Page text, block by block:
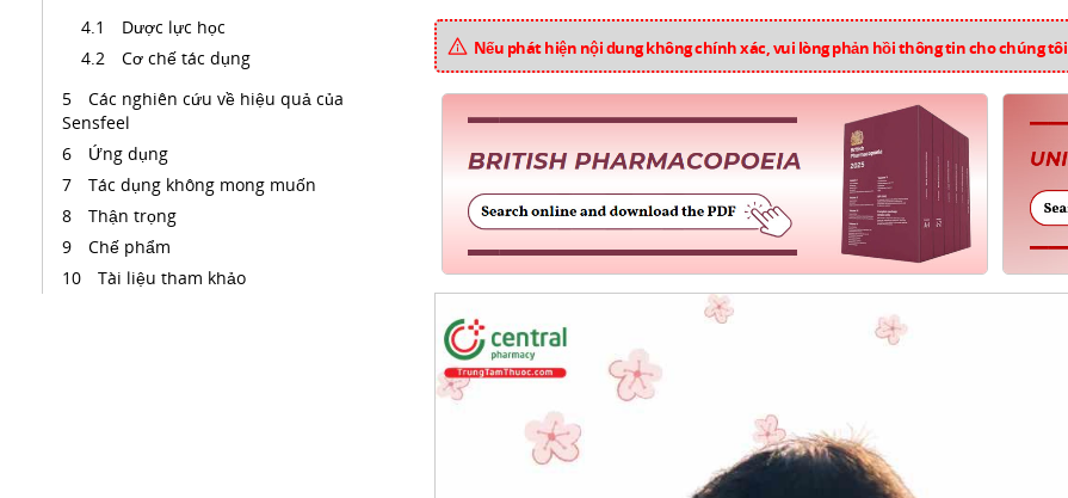
Dược lực học
Cơ chế tác dụng
Các nghiên cứu về hiệu quả của
Sensfeel
Ứng dụng
Tác dụng không mong muốn
Thận trọng
Chế phẩm
Tài liệu tham khảo
Nếu phát hiện nội dung không chính xác, vui lòng phản hồi thông tin cho chúng tôi